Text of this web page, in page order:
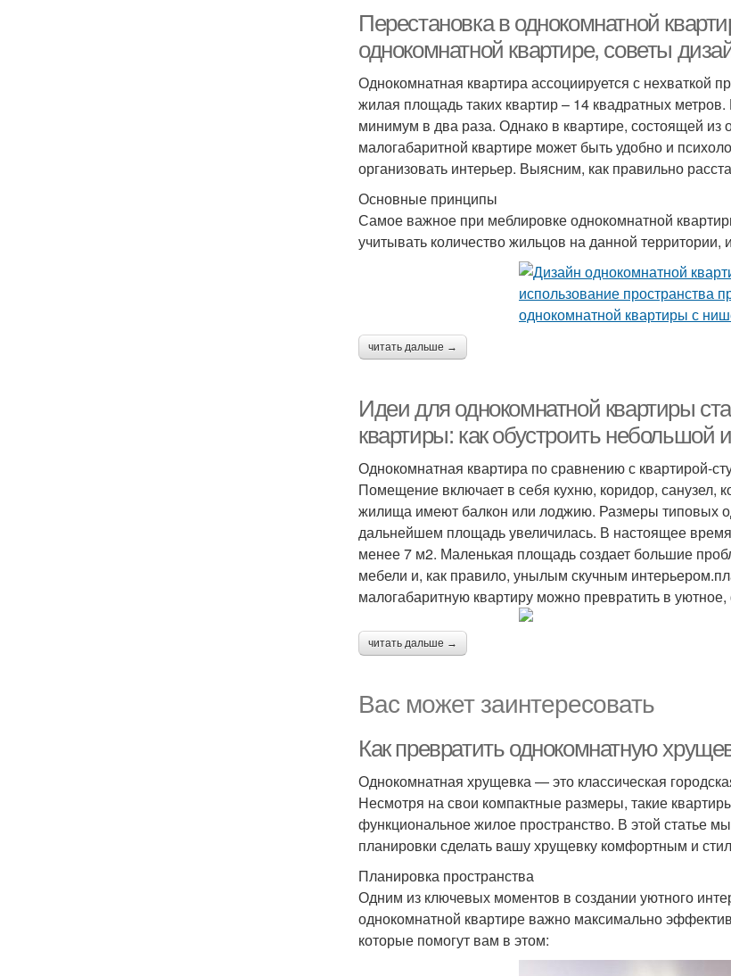
Перестановка в однокомнатной
однокомнатной квартире, советы
Однокомнатная квартира ассоциируется с нехваткой
жилая площадь таких квартир – 14 квадратных
минимум в два раза. Однако в квартире, состоящей
малогабаритной квартире может быть удобно и
организовать интерьер. Выясним, как правильно
Основные принципы
Самое важное при меблировке однокомнатной
учитывать количество жильцов на данной территории,
читать дальше →
Идеи для однокомнатной квартиры
квартиры: как обустроить небольшой
Однокомнатная квартира по сравнению с квартирой-
Помещение включает в себя кухню, коридор, санузел,
жилища имеют балкон или лоджию. Размеры типовых
дальнейшем площадь увеличилась. В настоящее
менее 7 м2. Маленькая площадь создает большие
мебели и, как правило, унылым скучным
малогабаритную квартиру можно превратить в
читать дальше →
Вас может заинтересовать
Как превратить однокомнатную
Однокомнатная хрущевка — это классическая
Несмотря на свои компактные размеры, такие
функциональное жилое пространство. В этой статье
планировки сделать вашу хрущевку комфортным и
Планировка пространства
Одним из ключевых моментов в создании уютного
однокомнатной квартире важно максимально
которые помогут вам в этом: